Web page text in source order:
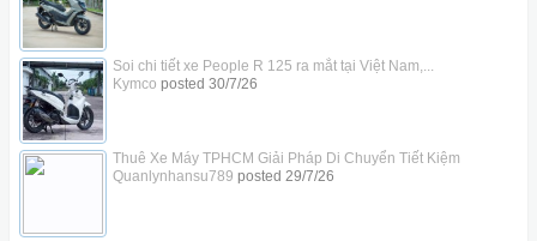
Soi chi tiết xe People R 125 ra mắt tại Việt Nam,...
Kymco posted 30/7/26
Thuê Xe Máy TPHCM Giải Pháp Di Chuyển Tiết Kiệm
Quanlynhansu789 posted 29/7/26